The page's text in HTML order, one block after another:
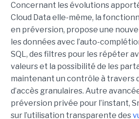
Concernant les évolutions
Cloud Data elle-même, la
en préversion, propose une
les données avec l’auto-
SQL, des filtres pour les répéter
valeurs et la possibilité de les
maintenant un contrôle à travers
d’accès granulaires. Autre
préversion privée pour l’instant,
sur l’utilisation transparente des